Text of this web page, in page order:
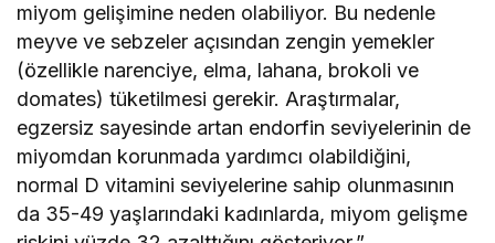
miyom gelişimine neden olabiliyor. Bu nedenle
meyve ve sebzeler açısından zengin yemekler
(özellikle narenciye, elma, lahana, brokoli ve
domates) tüketilmesi gerekir. Araştırmalar,
egzersiz sayesinde artan endorfin seviyelerinin de
miyomdan korunmada yardımcı olabildiğini,
normal D vitamini seviyelerine sahip olunmasının
da 35-49 yaşlarındaki kadınlarda, miyom gelişme